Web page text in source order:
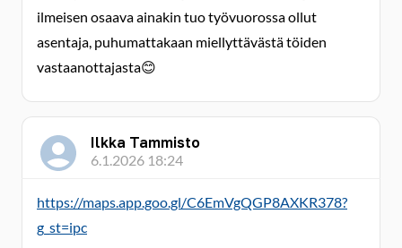
ilmeisen osaava ainakin tuo työvuorossa ollut
asentaja, puhumattakaan miellyttävästä töiden
vastaanottajasta😊
Ilkka Tammisto
6.1.2026 18:24
https://maps.app.goo.gl/C6EmVgQGP8AXKR378?
g_st=ipc